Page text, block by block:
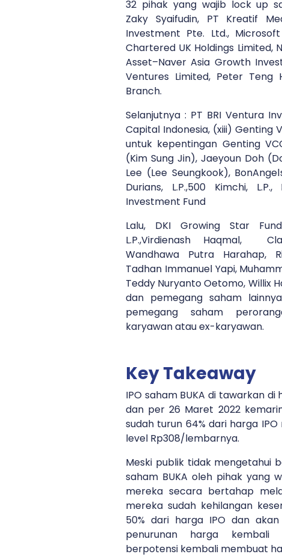
32 pihak yang wajib lock up
Zaky Syaifudin, PT Kreatif
Investment Pte. Ltd.,
Chartered UK Holdings Limited,
Asset–Naver Asia Growth
Ventures Limited, Peter Teng
Branch.
Selanjutnya : PT BRI Ventura
Capital Indonesia, (xiii) Genting
untuk kepentingan Genting
(Kim Sung Jin), Jaeyoun Doh
Lee (Lee Seungkook),
Durians, L.P.,500 Kimchi,
Investment Fund
Lalu, DKI Growing Star
L.P.,Virdienash Haqmal,
Wandhawa Putra Harahap,
Tadhan Immanuel Yapi,
Teddy Nuryanto Oetomo, Willix
dan pemegang saham
pemegang saham
karyawan atau ex-karyawan.
Key Takeaway
IPO saham BUKA di tawarkan
dan per 26 Maret 2022
sudah turun 64% dari harga
level Rp308/lembarnya.
Meski publik tidak mengetahui
saham BUKA oleh pihak yang
mereka secara bertahap
mereka sudah kehilangan
50% dari harga IPO dan
penurunan harga
berpotensi kembali membuat